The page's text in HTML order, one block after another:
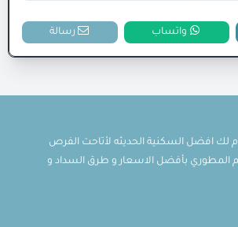
واتساب رسالة
لك افضل السكنية الحديثه لأتاحت الفرص
المطوري بأفضل الاسعار و طرق السداد و